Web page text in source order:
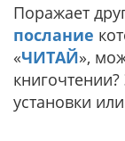
Поражает
послание
«ЧИТАЙ»,
установки